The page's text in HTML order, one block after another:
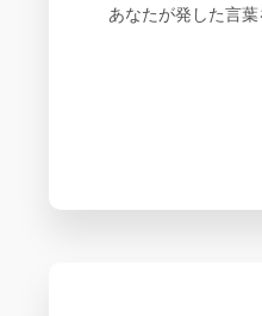
あなたが発した言